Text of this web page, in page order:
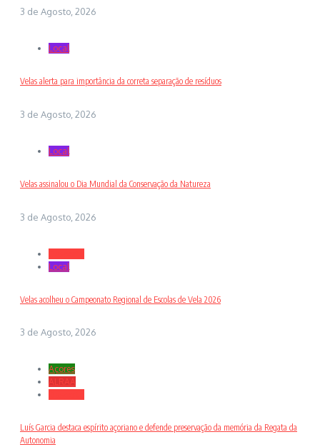
3 de Agosto, 2026
Local
Velas alerta para importância da correta separação de resíduos
3 de Agosto, 2026
Local
Velas assinalou o Dia Mundial da Conservação da Natureza
3 de Agosto, 2026
Local
Velas acolheu o Campeonato Regional de Escolas de Vela 2026
3 de Agosto, 2026
Açores
ALRAA
Luís Garcia destaca espírito açoriano e defende preservação da memória da Regata da
Autonomia